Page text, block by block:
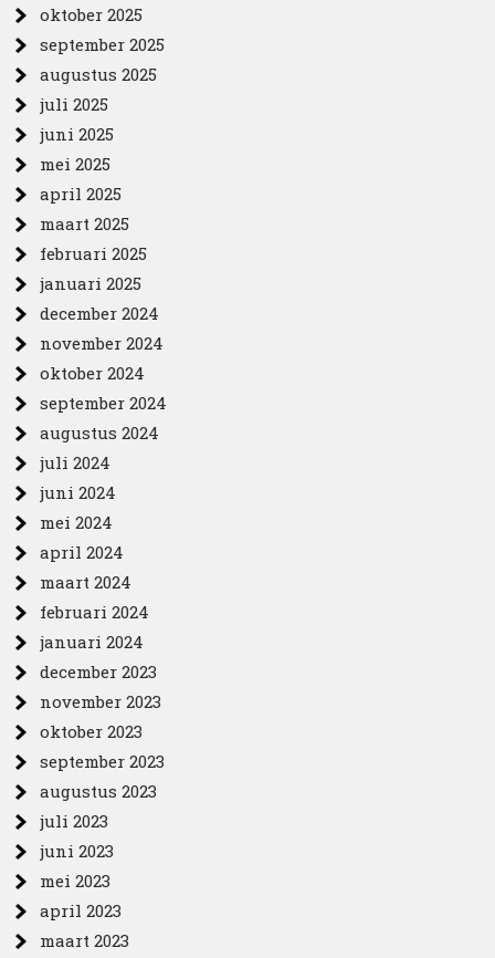
oktober 2025
september 2025
augustus 2025
juli 2025
juni 2025
mei 2025
april 2025
maart 2025
februari 2025
januari 2025
december 2024
november 2024
oktober 2024
september 2024
augustus 2024
juli 2024
juni 2024
mei 2024
april 2024
maart 2024
februari 2024
januari 2024
december 2023
november 2023
oktober 2023
september 2023
augustus 2023
juli 2023
juni 2023
mei 2023
april 2023
maart 2023